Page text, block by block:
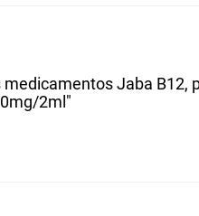
Jaba B12,
2ml"